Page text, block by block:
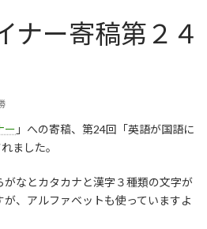
ナー寄稿第２４
ー 」への寄稿、第24回「英語が国語に
ました。
なとカタカナと漢字３種類の文字が
、アルファベットも使っていますよ